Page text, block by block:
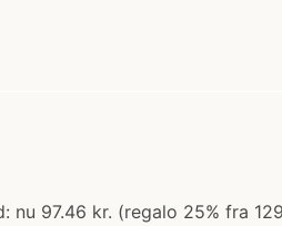
97.46 kr. (regalo 25% fra